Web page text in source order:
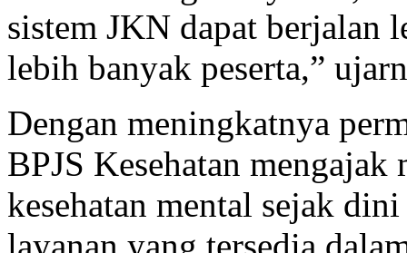
sistem JKN dapat berjalan
lebih banyak peserta,”
Dengan meningkatnya
BPJS Kesehatan
kesehatan mental sejak
layanan yang tersedia